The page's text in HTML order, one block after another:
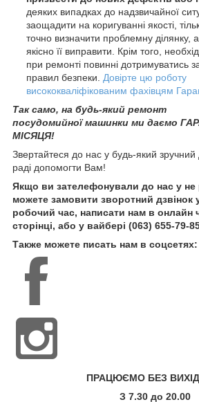
деяких випадках до надзвичайної
заощадити на коригуванні якості,
точно визначити проблемну ділянку,
якісно її виправити. Крім того,
при ремонті повинні дотримуватись
правил безпеки. Довірте цю роботу
висококваліфікованим фахівцям
Так само, на будь-який ремонт
посудомийної машинки ми даємо
МІСЯЦЯ!
Звертайтеся до нас у будь-який
раді допомогти Вам!
Якщо ви зателефонували до нас у
можете замовити зворотний дзвінок
робочий час, написати нам в онлайн
сторінці, або у вайбері (063) 655-79-
Также можете писать нам в соцсетях:
ПРАЦЮЄМО БЕЗ
З 7.30 до 20.00